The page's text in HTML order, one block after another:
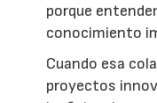
porque
conocimiento
Cuando esa
proyectos